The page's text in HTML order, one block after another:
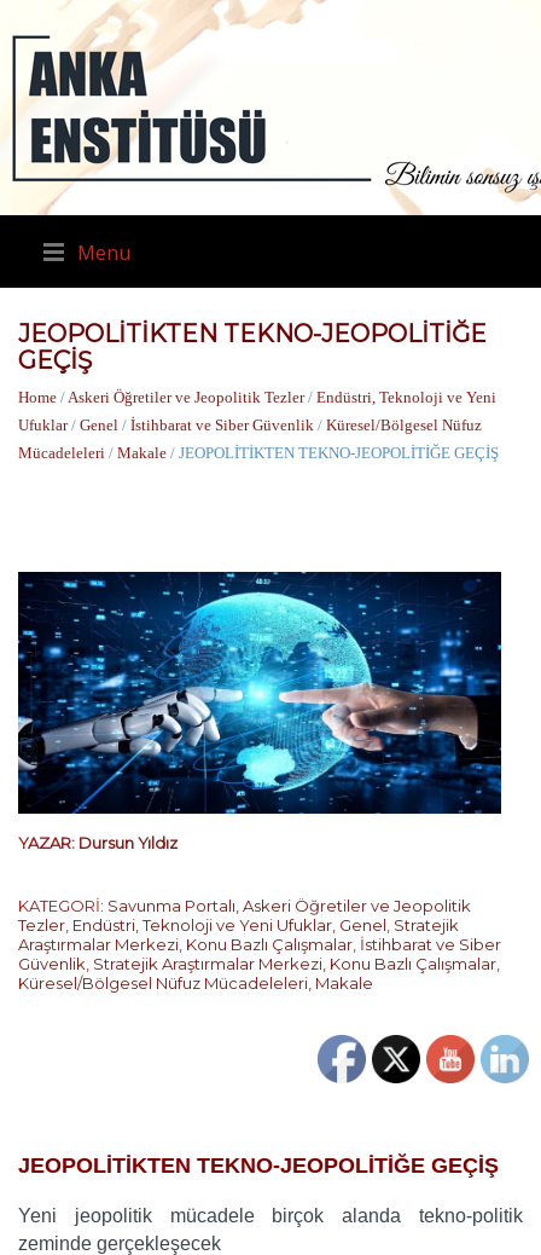
Menu
JEOPOLİTİKTEN TEKNO-JEOPOLİTİĞE
GEÇİŞ
Home /Askeri Öğretiler ve Jeopolitik Tezler/ Endüstri, Teknoloji ve Yeni
Ufuklar/ Genel / İstihbarat ve Siber Güvenlik / Küresel/Bölgesel Nüfuz
Mücadeleleri / Makale / JEOPOLİTİKTEN TEKNO-JEOPOLİTİĞE GEÇİŞ
YAZAR: Dursun Yıldız
KATEGORİ: Savunma Portalı Askeri Öğretiler ve Jeopolitik
Tezler Endüstri, Teknoloji ve Yeni Ufuklar Genel Stratejik
Araştırmalar Merkezi Konu Bazlı Çalışmalar İstihbarat ve Siber
Güvenlik Stratejik Araştırmalar Merkezi Konu Bazlı Çalışmalar
Küresel/Bölgesel Nüfuz Mücadeleleri Makale
JEOPOLİTİKTEN TEKNO-JEOPOLİTİĞE GEÇİŞ
Yeni jeopolitik mücadele birçok alanda tekno-politik
zeminde gerçekleşecek